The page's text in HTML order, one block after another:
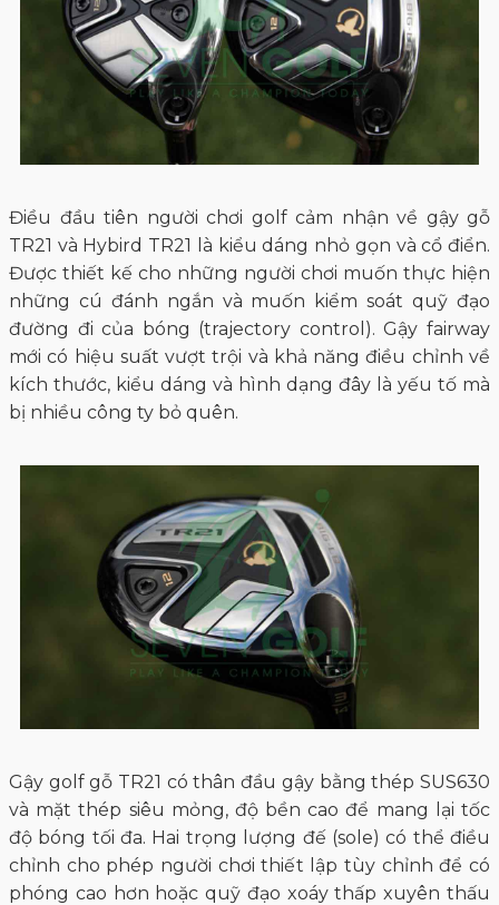
Điều đầu tiên người chơi golf cảm nhận về gậy gỗ
TR21 và Hybird TR21 là kiểu dáng nhỏ gọn và cổ điển.
Được thiết kế cho những người chơi muốn thực hiện
những cú đánh ngắn và muốn kiểm soát quỹ đạo
đường đi của bóng (trajectory control). Gậy fairway
mới có hiệu suất vượt trội và khả năng điều chỉnh về
kích thước, kiểu dáng và hình dạng đây là yếu tố mà
bị nhiều công ty bỏ quên.
Gậy golf gỗ TR21 có thân đầu gậy bằng thép SUS630
và mặt thép siêu mỏng, độ bền cao để mang lại tốc
độ bóng tối đa. Hai trọng lượng đế (sole) có thể điều
chỉnh cho phép người chơi thiết lập tùy chỉnh để có
phóng cao hơn hoặc quỹ đạo xoáy thấp xuyên thấu